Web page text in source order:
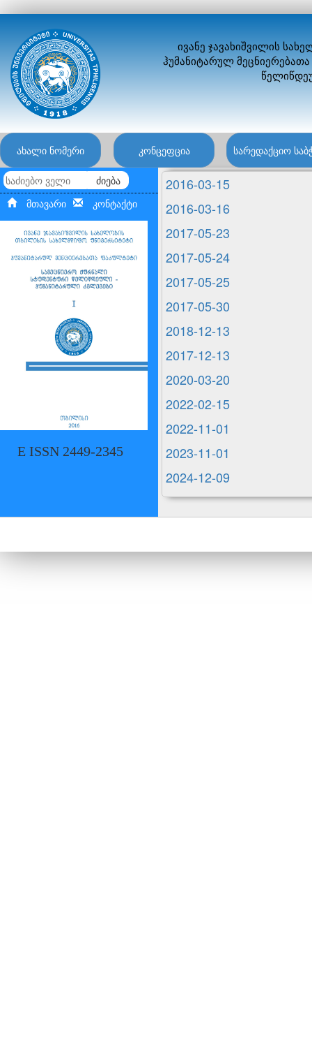
ივანე ჯავახიშვილის
ჰუმანიტარულ
ახალი ნომერი კონცეფცია სარედაქციო
ძიება
მთავარი კონტაქტი
E ISSN 2449-2345
2016-03-15
2016-03-16
2017-05-23
2017-05-24
2017-05-25
2017-05-30
2018-12-13
2017-12-13
2020-03-20
2022-02-15
2022-11-01
2023-11-01
2024-12-09